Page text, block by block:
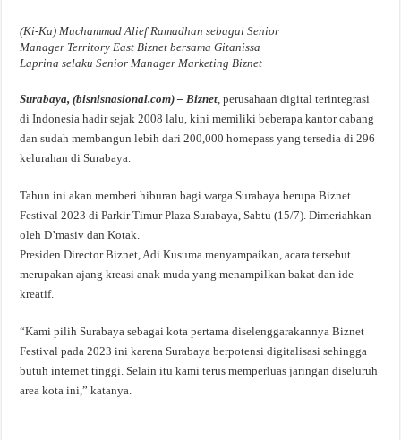
(Ki-Ka) Muchammad Alief Ramadhan sebagai Senior
Manager Territory East Biznet bersama Gitanissa
Laprina selaku Senior Manager Marketing Biznet
Surabaya, (bisnisnasional.com) – Biznet, perusahaan digital terintegrasi
di Indonesia hadir sejak 2008 lalu, kini memiliki beberapa kantor cabang
dan sudah membangun lebih dari 200,000 homepass yang tersedia di 296
kelurahan di Surabaya.
Tahun ini akan memberi hiburan bagi warga Surabaya berupa Biznet
Festival 2023 di Parkir Timur Plaza Surabaya, Sabtu (15/7). Dimeriahkan
oleh D’masiv dan Kotak.
Presiden Director Biznet, Adi Kusuma menyampaikan, acara tersebut
merupakan ajang kreasi anak muda yang menampilkan bakat dan ide
kreatif.
“Kami pilih Surabaya sebagai kota pertama diselenggarakannya Biznet
Festival pada 2023 ini karena Surabaya berpotensi digitalisasi sehingga
butuh internet tinggi. Selain itu kami terus memperluas jaringan diseluruh
area kota ini,” katanya.